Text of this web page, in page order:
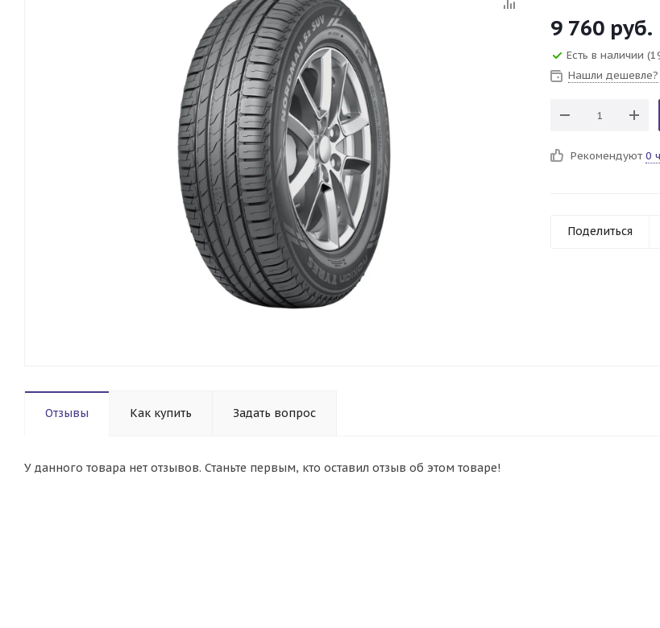
9 760 руб.
Есть в наличии
Нашли дешевле?
Рекомендуют 0
Поделиться
Отзывы Как купить Задать вопрос
У данного товара нет отзывов. Станьте первым, кто оставил отзыв об этом товаре!